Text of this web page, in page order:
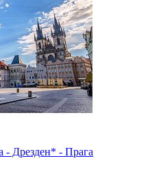
- Дрезден* - Прага